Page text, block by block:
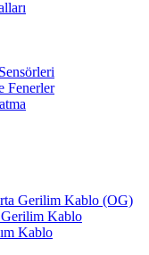
Fenerler
Gerilim Kablo (OG)
Kablo
Kablo